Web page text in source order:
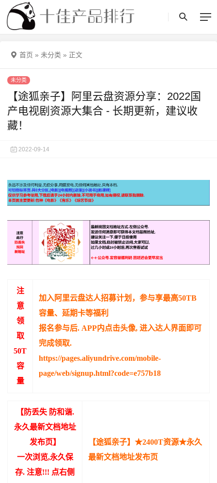
首页 » 未分类 » 正文
未分类
【途狐亲子】阿里云盘资源分享：2022国
产电视剧资源大集合 - 长期更新，建议收
藏！
2022-09-14
注
意
领
取
50T
容
量
加入阿里云盘达人招募计划，参与享最高50TB
容量、延期卡等福利
报名参与后. APP内点击头像, 进入达人界面即可
完成领取.
https://pages.aliyundrive.com/mobile-
page/web/signup.html?code=e757b18
【防丢失 防和谐.
永久最新文档地址
发布页】
一次浏览,永久保
存. 注意!!! 点右侧
【途狐亲子】★2400T资源★永久
最新文档地址发布页